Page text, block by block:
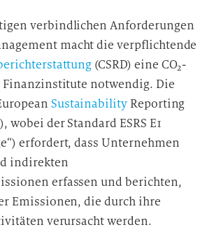
verbindlichen Anforderungen
macht die verpflichtende
(CSRD) eine CO2-
notwendig. Die
SustainabilityReporting
wobei der Standard ESRS E1
erfordert, dass Unternehmen
indirekten
erfassen und berichten,
Emissionen, die durch ihre
verursacht werden.